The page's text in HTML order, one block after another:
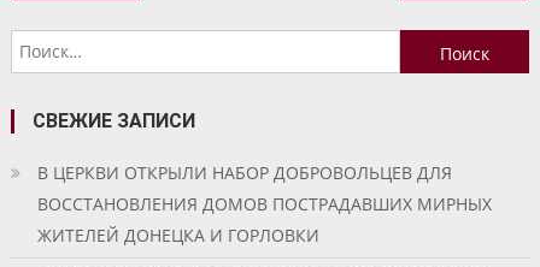
по
записям
Найти:
СВЕЖИЕ ЗАПИСИ
В ЦЕРКВИ ОТКРЫЛИ НАБОР ДОБРОВОЛЬЦЕВ ДЛЯ
ВОССТАНОВЛЕНИЯ ДОМОВ ПОСТРАДАВШИХ МИРНЫХ
ЖИТЕЛЕЙ ДОНЕЦКА И ГОРЛОВКИ